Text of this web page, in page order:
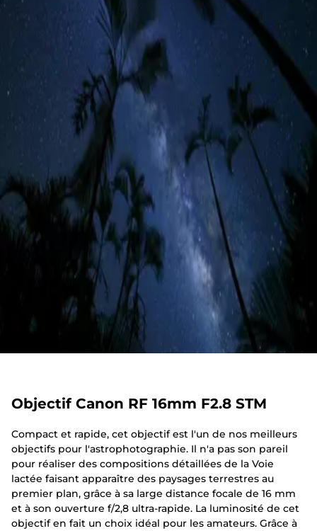
Objectif Canon RF 16mm F2.8 STM
Compact et rapide, cet objectif est l'un de nos meilleurs
objectifs pour l'astrophotographie. Il n'a pas son pareil
pour réaliser des compositions détaillées de la Voie
lactée faisant apparaître des paysages terrestres au
premier plan, grâce à sa large distance focale de 16 mm
et à son ouverture f/2,8 ultra-rapide. La luminosité de cet
objectif en fait un choix idéal pour les amateurs. Grâce à